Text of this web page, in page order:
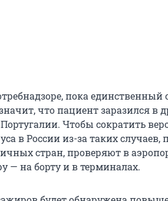
пока единственный
что пациент заразился в
Чтобы сократить
в России из-за таких случаев,
стран, проверяют в
— на борту и в терминалах.